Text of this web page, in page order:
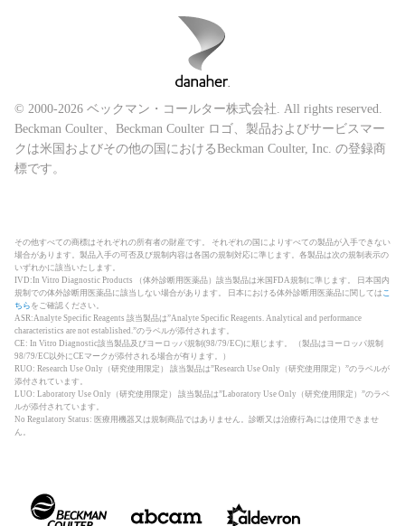
© 2000-2026 ベックマン・コールター株式会社. All rights reserved.
Beckman Coulter、Beckman Coulter ロゴ、製品およびサービスマー
クは米国およびその他の国におけるBeckman Coulter, Inc. の登録商
標です。
その他すべての商標はそれぞれの所有者の財産です。 それぞれの国によりすべての製品が入手できない
場合があります。製品入手の可否及び規制内容は各国の規制対応に準じます。各製品は次の規制表示の
いずれかに該当いたします。
IVD:In Vitro Diagnostic Products （体外診断用医薬品）該当製品は米国FDA規制に準じます。 日本国内
規制での体外診断用医薬品に該当しない場合があります。 日本における体外診断用医薬品に関しては こ
ちら をご確認ください。
ASR:Analyte Specific Reagents 該当製品は”Analyte Specific Reagents. Analytical and performance
characteristics are not established.”のラベルが添付されます。
CE: In Vitro Diagnostic該当製品及びヨーロッパ規制(98/79/EC)に順じます。 （製品はヨーロッパ規制
98/79/EC以外にCEマークが添付される場合が有ります。）
RUO: Research Use Only（研究使用限定） 該当製品は”Research Use Only（研究使用限定）”のラベルが
添付されています。
LUO: Laboratory Use Only（研究使用限定） 該当製品は”Laboratory Use Only（研究使用限定）”のラベ
ルが添付されています。
No Regulatory Status: 医療用機器又は規制商品ではありません。診断又は治療行為には使用できませ
ん。